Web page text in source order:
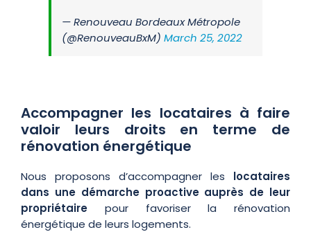
— Renouveau Bordeaux Métropole
(@RenouveauBxM) March 25, 2022
Accompagner les locataires à faire
valoir leurs droits en terme de
rénovation énergétique
Nous proposons d’accompagner les locataires
dans une démarche proactive auprès de leur
propriétairepour favoriser la rénovation
énergétique de leurs logements.